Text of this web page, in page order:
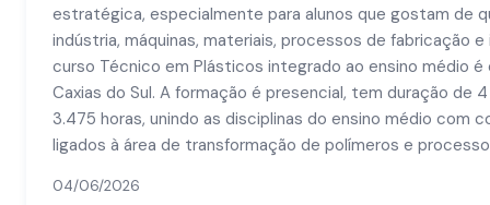
estratégica, especialmente para alunos que gostam de
indústria, máquinas, materiais, processos de fabricação e
curso Técnico em Plásticos integrado ao ensino médio
Caxias do Sul. A formação é presencial, tem duração de
3.475 horas, unindo as disciplinas do ensino médio com
ligados à área de transformação de polímeros e
04/06/2026